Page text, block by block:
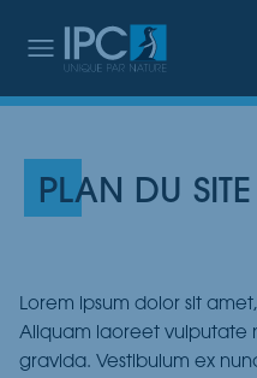
PLAN DU SITE
Lorem ipsum dolor sit
Aliquam laoreet vulputate
gravida. Vestibulum ex